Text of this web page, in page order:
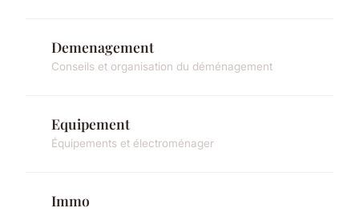
Demenagement
Conseils et organisation du déménagement
Equipement
Équipements et électroménager
Immo